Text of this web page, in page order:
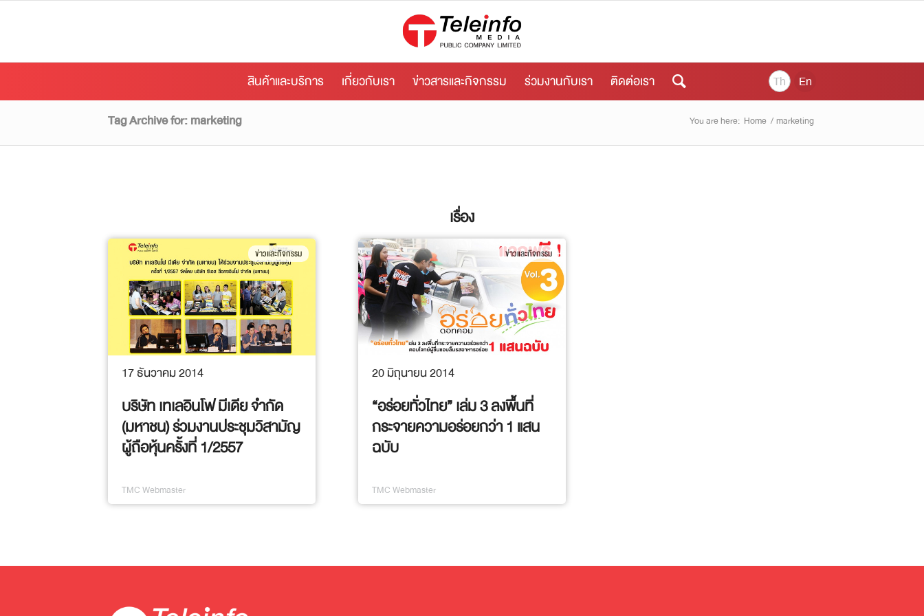
สินค้าและบริการ เกี่ยวกับเรา ข่าวสารและกิจกรรม ร่วมงานกับเรา ติดต่อเรา En
Th
Tag Archive for: marketing
You are here: Home /marketing
เรื่อง
ข่าวและกิจกรรม
17 ธันวาคม 2014
บริษัท เทเลอินโฟ มีเดีย จำกัด
(มหาชน) ร่วมงานประชุมวิสามัญ
ผู้ถือหุ้นครั้งที่ 1/2557
TMC Webmaster
ข่าวและกิจกรรม
20 มิถุนายน 2014
“อร่อยทั่วไทย” เล่ม 3 ลงพื้นที่
กระจายความอร่อยกว่า 1 แสน
ฉบับ
TMC Webmaster